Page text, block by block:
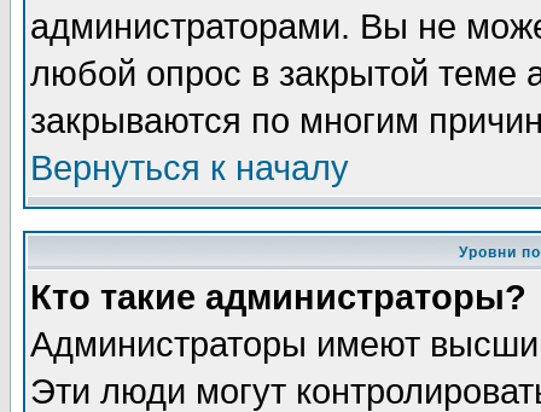
администраторами. Вы не
любой опрос в закрытой теме
закрываются по многим
Вернуться к началу
Уровни
Кто такие администраторы?
Администраторы имеют
Эти люди могут